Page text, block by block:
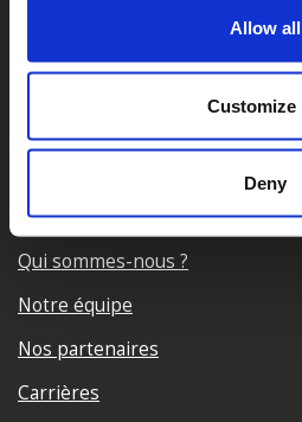
Allow all
Customize
Deny
Instagram
LinkedIn
A propos de nous
Qui sommes-nous ?
Notre équipe
Nos partenaires
Carrières